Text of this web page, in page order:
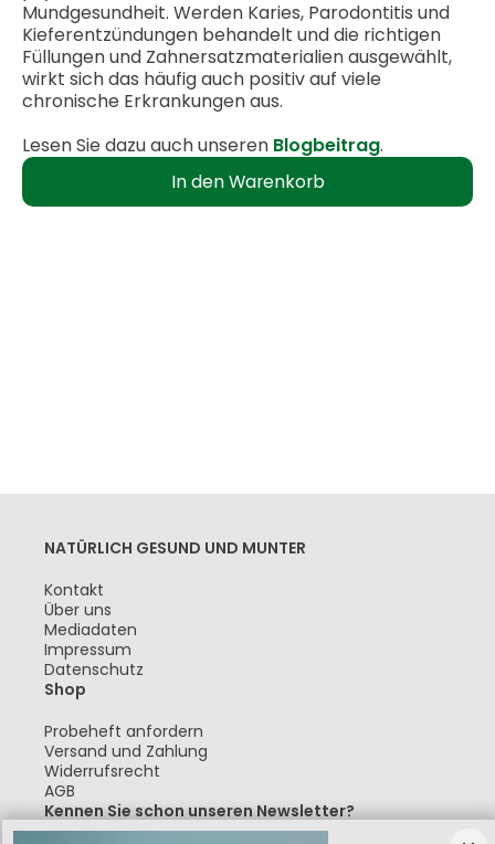
Mundgesundheit. Werden Karies, Parodontitis und
Kieferentzündungen behandelt und die richtigen
Füllungen und Zahnersatzmaterialien ausgewählt,
wirkt sich das häufig auch positiv auf viele
chronische Erkrankungen aus.
Lesen Sie dazu auch unseren Blogbeitrag.
NATÜRLICH GESUND UND MUNTER
Navigation
überspringen
Kontakt
Über uns
Mediadaten
Impressum
Datenschutz
Shop
Navigation
überspringen
Probeheft anfordern
Versand und Zahlung
Widerrufsrecht
AGB
Kennen Sie schon unseren Newsletter?